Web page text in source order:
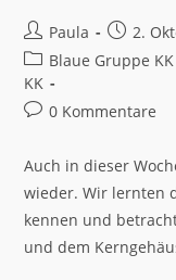
Paula
2.
Blaue Gruppe KK
KK
0 Kommentare
Auch in dieser
wieder. Wir lernten
kennen und
und dem